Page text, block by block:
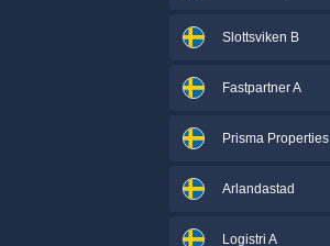
Slottsviken B
Fastpartner A
Prisma Properties
Arlandastad
Logistri A